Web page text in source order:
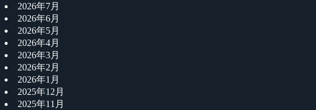
2026年7月
2026年6月
2026年5月
2026年4月
2026年3月
2026年2月
2026年1月
2025年12月
2025年11月